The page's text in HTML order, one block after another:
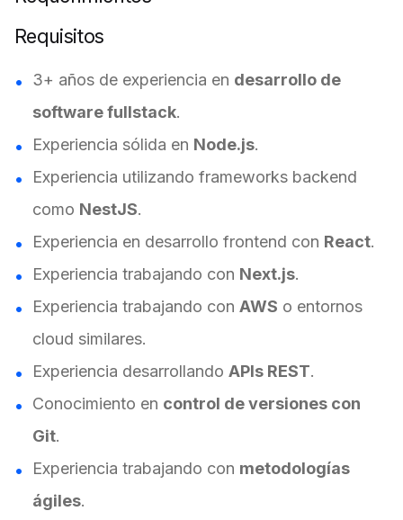
Requisitos
3+ años de experiencia en desarrollo de
software fullstack.
Experiencia sólida en Node.js.
Experiencia utilizando frameworks backend
como NestJS.
Experiencia en desarrollo frontend con React.
Experiencia trabajando con Next.js.
Experiencia trabajando con AWS o entornos
cloud similares.
Experiencia desarrollando APIs REST.
Conocimiento en control de versiones con
Git.
Experiencia trabajando con metodologías
ágiles.